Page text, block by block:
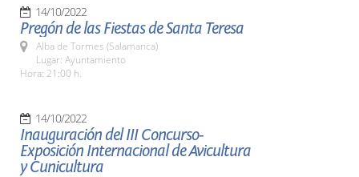
14/10/2022
Pregón de las Fiestas de Santa Teresa
Alba de Tormes (Salamanca)
Lugar: Ayuntamiento
Hora: 21:00 h.
14/10/2022
Inauguración del III Concurso-
Exposición Internacional de Avicultura
y Cunicultura